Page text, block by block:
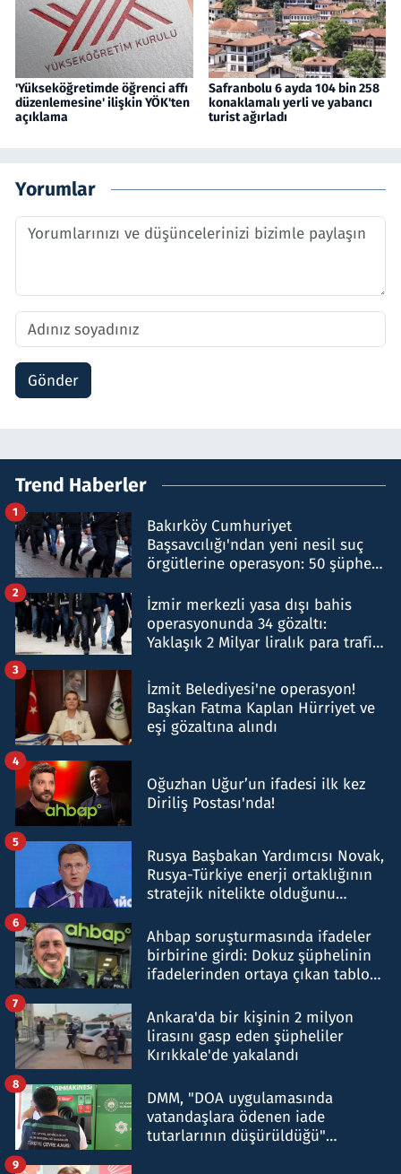
'Yükseköğretimde öğrenci affı
düzenlemesine' ilişkin YÖK'ten
açıklama
Safranbolu 6 ayda 104 bin 258
konaklamalı yerli ve yabancı
turist ağırladı
Yorumlar
Gönder
Trend Haberler
Bakırköy Cumhuriyet
Başsavcılığı'ndan yeni nesil suç
örgütlerine operasyon: 50 şüpheli
1
İzmir merkezli yasa dışı bahis
operasyonunda 34 gözaltı:
Yaklaşık 2 Milyar liralık para trafiği
2
İzmit Belediyesi'ne operasyon!
Başkan Fatma Kaplan Hürriyet ve
eşi gözaltına alındı
3
Oğuzhan Uğur’un ifadesi ilk kez
Diriliş Postası'nda!
4
Rusya Başbakan Yardımcısı Novak,
Rusya-Türkiye enerji ortaklığının
stratejik nitelikte olduğunu
5
Ahbap soruşturmasında ifadeler
birbirine girdi: Dokuz şüphelinin
ifadelerinden ortaya çıkan tablo
6
Ankara'da bir kişinin 2 milyon
lirasını gasp eden şüpheliler
Kırıkkale'de yakalandı
7
DMM, "DOA uygulamasında
vatandaşlara ödenen iade
tutarlarının düşürüldüğü"
8
9